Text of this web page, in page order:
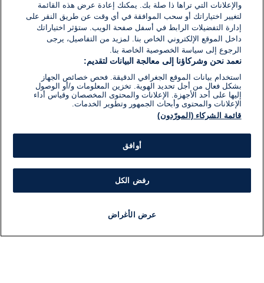
والإعلانات التي تراها ذا صلة بك. يمكنك إعادة عرض هذه القائمة
لتغيير اختياراتك أو سحب الموافقة في أي وقت عن طريق النقر على
إدارة التفضيلات الرابط في أسفل صفحة الويب. ستؤثر اختياراتك
داخل الموقع الإلكتروني الخاص بنا. لمزيد من التفاصيل، يرجى
الرجوع إلى سياسة الخصوصية الخاصة بنا.
نعمد نحن وشركاؤنا إلى معالجة البيانات لتقديم:
استخدام بيانات الموقع الجغرافي الدقيقة. فحص خصائص الجهاز
بشكل فعال من أجل تحديد الهوية. تخزين المعلومات و/أو الوصول
إليها على أحد الأجهزة. الإعلانات والمحتوى المخصصان وقياس أداء
الإعلانات والمحتوى وأبحاث الجمهور وتطوير الخدمات.
قائمة الشركاء (المورّدون)
أوافق
رفض الكل
عرض الأغراض